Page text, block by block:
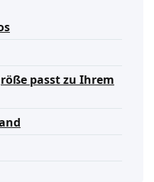
passt zu Ihrem